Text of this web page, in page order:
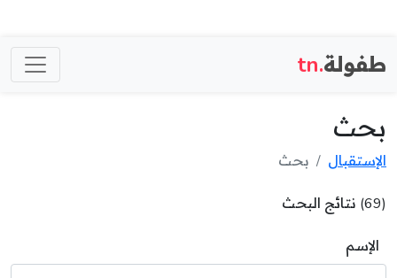
طفولة.tn
بحث
الإستقبال بحث
(69) نتائج البحث
الإسم